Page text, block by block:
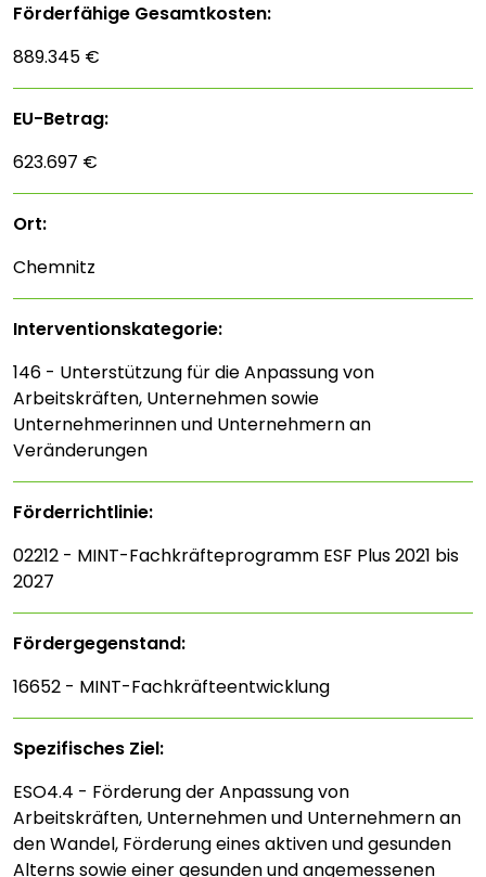
Förderfähige Gesamtkosten:
889.345 €
EU-Betrag:
623.697 €
Ort:
Chemnitz
Interventions­kategorie:
146 - Unterstützung für die Anpassung von
Arbeitskräften, Unternehmen sowie
Unternehmerinnen und Unternehmern an
Veränderungen
Förderrichtlinie:
02212 - MINT-Fachkräfteprogramm ESF Plus 2021 bis
2027
Fördergegenstand:
16652 - MINT-Fachkräfteentwicklung
Spezifisches Ziel:
ESO4.4 - Förderung der Anpassung von
Arbeitskräften, Unternehmen und Unternehmern an
den Wandel, Förderung eines aktiven und gesunden
Alterns sowie einer gesunden und angemessenen